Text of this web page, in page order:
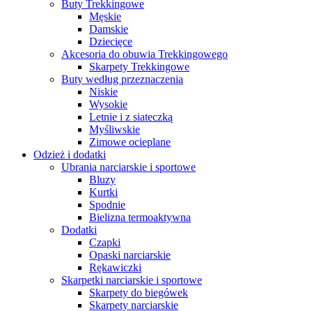
Buty Trekkingowe
Męskie
Damskie
Dziecięce
Akcesoria do obuwia Trekkingowego
Skarpety Trekkingowe
Buty według przeznaczenia
Niskie
Wysokie
Letnie i z siateczką
Myśliwskie
Zimowe ocieplane
Odzież i dodatki
Ubrania narciarskie i sportowe
Bluzy
Kurtki
Spodnie
Bielizna termoaktywna
Dodatki
Czapki
Opaski narciarskie
Rękawiczki
Skarpetki narciarskie i sportowe
Skarpety do biegówek
Skarpety narciarskie